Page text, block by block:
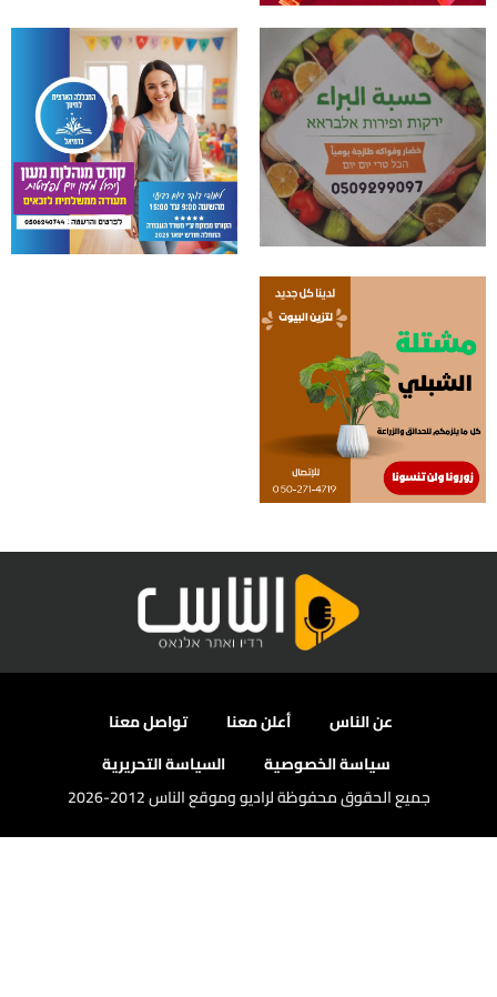
عن الناس أعلن معنا
تواصل معنا
سياسة الخصوصية
السياسة التحريرية
جميع الحقوق محفوظة لراديو وموقع الناس 2012-2026